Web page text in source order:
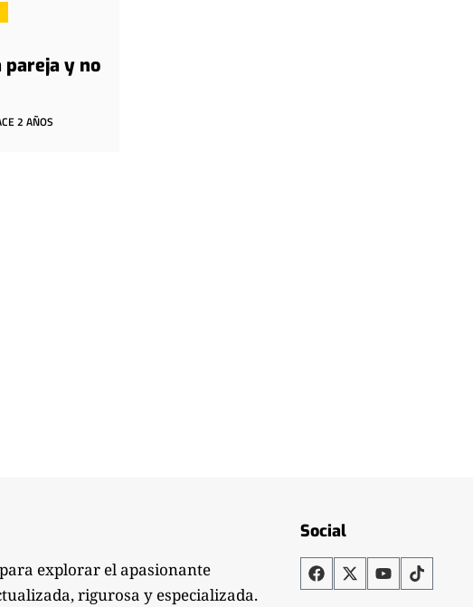
pareja y no
2 AÑOS
explorar el apasionante
rigurosa y especializada.
Social